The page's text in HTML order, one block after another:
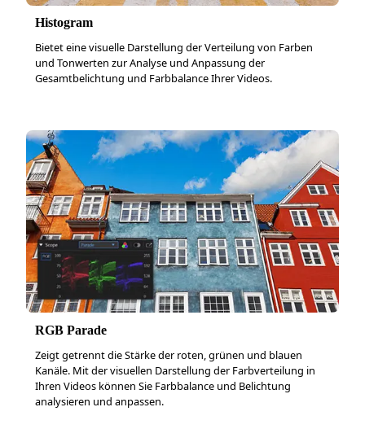
Histogram
Bietet eine visuelle Darstellung der Verteilung von Farben
und Tonwerten zur Analyse und Anpassung der
Gesamtbelichtung und Farbbalance Ihrer Videos.
RGB Parade
Zeigt getrennt die Stärke der roten, grünen und blauen
Kanäle. Mit der visuellen Darstellung der Farbverteilung in
Ihren Videos können Sie Farbbalance und Belichtung
analysieren und anpassen.